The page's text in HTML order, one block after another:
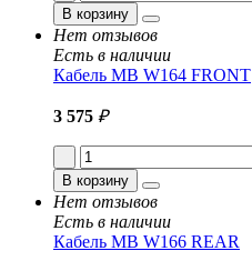
В корзину
Нет отзывов
Есть в наличии
Кабель MB W164 FRONT
3 575 ₽
В корзину
Нет отзывов
Есть в наличии
Кабель MB W166 REAR